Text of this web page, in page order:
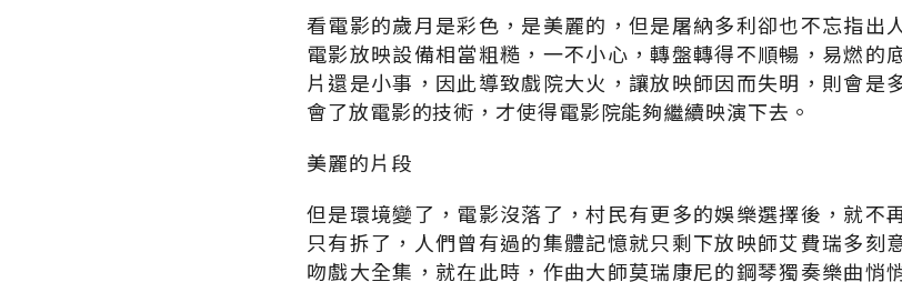
看電影的歲月是彩色，是美麗的，但是屠納多利卻也不忘指出
電影放映設備相當粗糙，一不小心，轉盤轉得不順暢，易燃的
片還是小事，因此導致戲院大火，讓放映師因而失明，則會是
會了放電影的技術，才使得電影院能夠繼續映演下去。
美麗的片段
但是環境變了，電影沒落了，村民有更多的娛樂選擇後，就不
只有拆了，人們曾有過的集體記憶就只剩下放映師艾費瑞多刻
吻戲大全集，就在此時，作曲大師莫瑞康尼的鋼琴獨奏樂曲悄